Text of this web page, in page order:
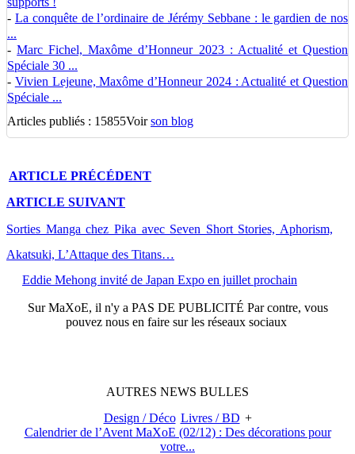
- La conquête de l’ordinaire de Jérémy Sebbane : le gardien de nos
...
-Marc Fichel, Maxôme d’Honneur 2023 : Actualité et Question
Spéciale 30 ...
- Vivien Lejeune, Maxôme d’Honneur 2024 : Actualité et Question
Spéciale ...
Articles publiés : 15855Voirson blog
ARTICLE PRÉCÉDENT
ARTICLE SUIVANT
Sorties Manga chez Pika avec Seven Short Stories, Aphorism,
Akatsuki, L’Attaque des Titans…
Eddie Mehong invité de Japan Expo en juillet prochain
SurMaXoE, il n'y a PAS DE PUBLICITÉ Par contre, vous
pouvez nous en faire sur les réseaux sociaux
AUTRES NEWS BULLES
Design / Déco Livres / BD +
Calendrier de l’Avent MaXoE (02/12) : Des décorations pour
votre...